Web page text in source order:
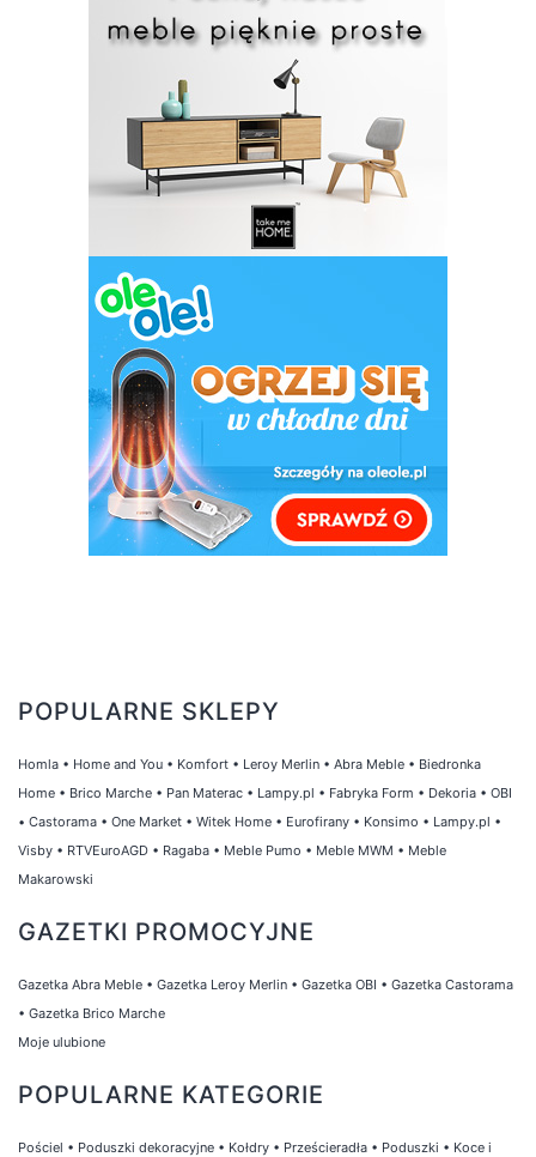
POPULARNE SKLEPY
Homla • Home and You • Komfort • Leroy Merlin • Abra Meble • Biedronka
Home • Brico Marche • Pan Materac • Lampy.pl • Fabryka Form • Dekoria • OBI
• Castorama • One Market • Witek Home • Eurofirany • Konsimo • Lampy.pl •
Visby • RTVEuroAGD • Ragaba • Meble Pumo • Meble MWM • Meble
Makarowski
GAZETKI PROMOCYJNE
Gazetka Abra Meble • Gazetka Leroy Merlin • Gazetka OBI • Gazetka Castorama
• Gazetka Brico Marche
Moje ulubione
POPULARNE KATEGORIE
Pościel • Poduszki dekoracyjne • Kołdry • Prześcieradła • Poduszki • Koce i